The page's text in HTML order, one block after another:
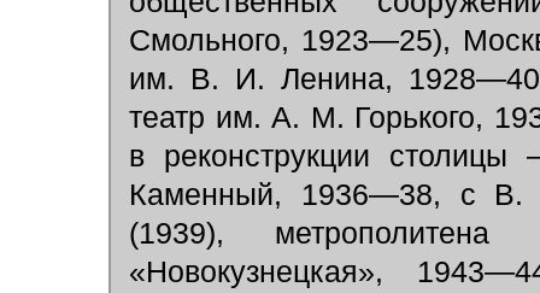
Смольного, 1923—25),
им. В. И. Ленина,
театр им. А. М. Горького,
в реконструкции столицы
Каменный, 1936—38, с
(1939), метрополитена
«Новокузнецкая»,